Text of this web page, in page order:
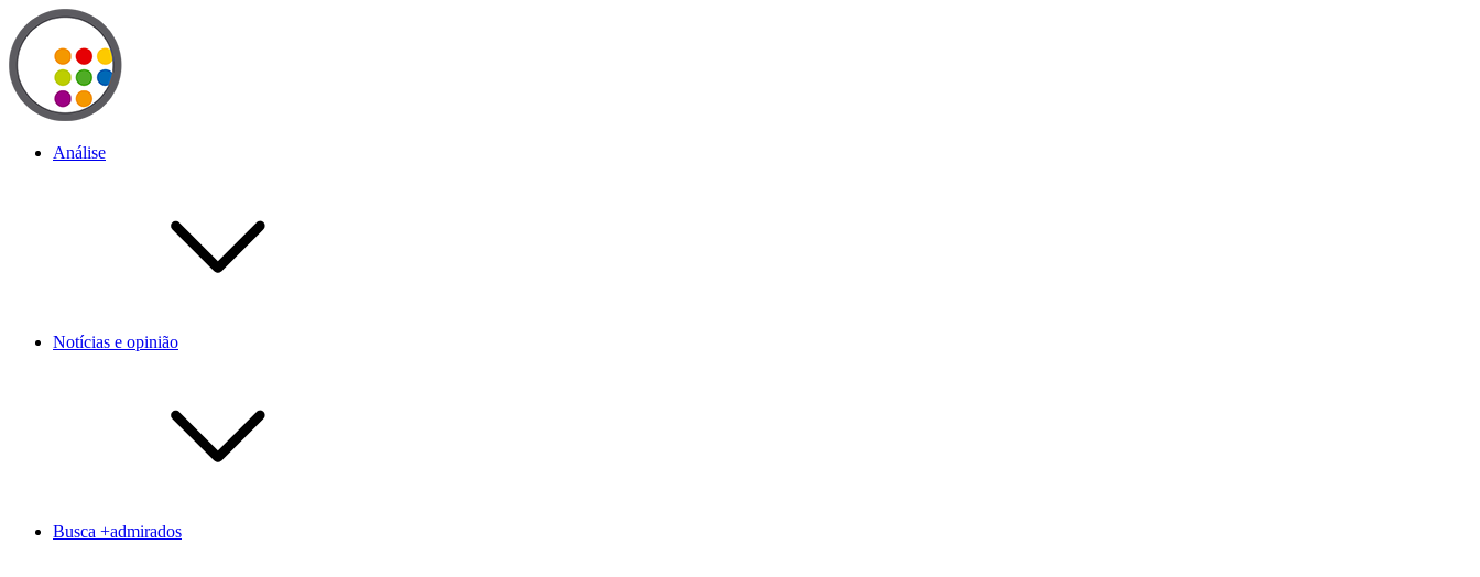
Análise
Notícias e opinião
Busca +admirados